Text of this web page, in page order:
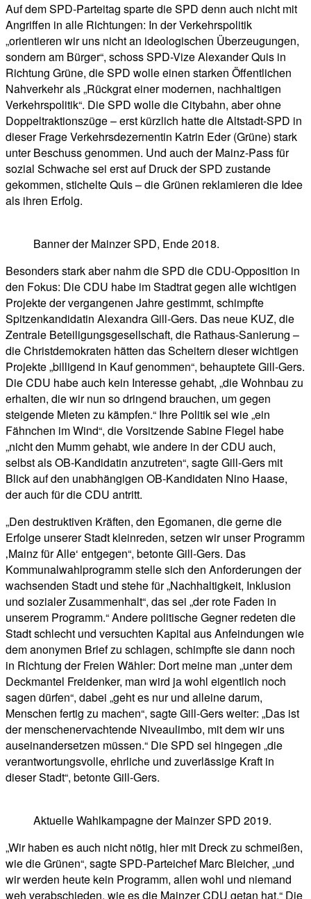
Auf dem SPD-Parteitag sparte die SPD denn auch nicht mit
Angriffen in alle Richtungen: In der Verkehrspolitik
„orientieren wir uns nicht an ideologischen Überzeugungen,
sondern am Bürger“, schoss SPD-Vize Alexander Quis in
Richtung Grüne, die SPD wolle einen starken Öffentlichen
Nahverkehr als „Rückgrat einer modernen, nachhaltigen
Verkehrspolitik“. Die SPD wolle die Citybahn, aber ohne
Doppeltraktionszüge – erst kürzlich hatte die Altstadt-SPD in
dieser Frage Verkehrsdezernentin Katrin Eder (Grüne) stark
unter Beschuss genommen. Und auch der Mainz-Pass für
sozial Schwache sei erst auf Druck der SPD zustande
gekommen, stichelte Quis – die Grünen reklamieren die Idee
als ihren Erfolg.
Banner der Mainzer SPD, Ende 2018.
Besonders stark aber nahm die SPD die CDU-Opposition in
den Fokus: Die CDU habe im Stadtrat gegen alle wichtigen
Projekte der vergangenen Jahre gestimmt, schimpfte
Spitzenkandidatin Alexandra Gill-Gers. Das neue KUZ, die
Zentrale Beteiligungsgesellschaft, die Rathaus-Sanierung –
die Christdemokraten hätten das Scheitern dieser wichtigen
Projekte „billigend in Kauf genommen“, behauptete Gill-Gers.
Die CDU habe auch kein Interesse gehabt, „die Wohnbau zu
erhalten, die wir nun so dringend brauchen, um gegen
steigende Mieten zu kämpfen.“ Ihre Politik sei wie „ein
Fähnchen im Wind“, die Vorsitzende Sabine Flegel habe
„nicht den Mumm gehabt, wie andere in der CDU auch,
selbst als OB-Kandidatin anzutreten“, sagte Gill-Gers mit
Blick auf den unabhängigen OB-Kandidaten Nino Haase,
der auch für die CDU antritt.
„Den destruktiven Kräften, den Egomanen, die gerne die
Erfolge unserer Stadt kleinreden, setzen wir unser Programm
‚Mainz für Alle‘ entgegen“, betonte Gill-Gers. Das
Kommunalwahlprogramm stelle sich den Anforderungen der
wachsenden Stadt und stehe für „Nachhaltigkeit, Inklusion
und sozialer Zusammenhalt“, das sei „der rote Faden in
unserem Programm.“ Andere politische Gegner redeten die
Stadt schlecht und versuchten Kapital aus Anfeindungen wie
dem anonymen Brief zu schlagen, schimpfte sie dann noch
in Richtung der Freien Wähler: Dort meine man „unter dem
Deckmantel Freidenker, man wird ja wohl eigentlich noch
sagen dürfen“, dabei „geht es nur und alleine darum,
Menschen fertig zu machen“, sagte Gill-Gers weiter: „Das ist
der menschenervachtende Niveaulimbo, mit dem wir uns
auseinandersetzen müssen.“ Die SPD sei hingegen „die
verantwortungsvolle, ehrliche und zuverlässige Kraft in
dieser Stadt“, betonte Gill-Gers.
Aktuelle Wahlkampagne der Mainzer SPD 2019.
„Wir haben es auch nicht nötig, hier mit Dreck zu schmeißen,
wie die Grünen“, sagte SPD-Parteichef Marc Bleicher, „und
wir werden heute kein Programm, allen wohl und niemand
weh verabschieden, wie es die Mainzer CDU getan hat.“ Die